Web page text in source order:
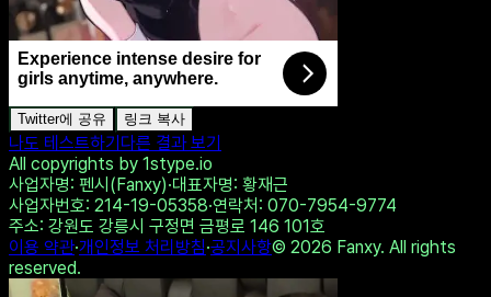
Experience intense desire for
girls anytime, anywhere.
Twitter에 공유 링크 복사